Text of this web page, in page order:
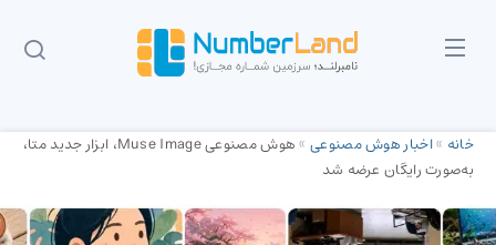
خانه »اخبار هوش مصنوعی»
هوش مصنوعی Muse Image، ابزار جدید متا،
به‌صورت رایگان عرضه شد